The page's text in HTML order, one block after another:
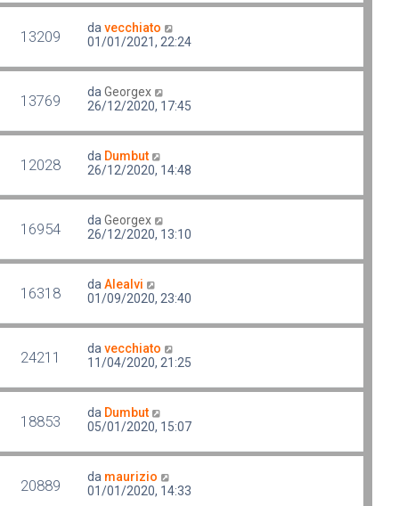
13209 da vecchiato
01/01/2021, 22:24
13769 da Georgex
26/12/2020, 17:45
12028 da Dumbut
26/12/2020, 14:48
16954 da Georgex
26/12/2020, 13:10
16318 da Alealvi
01/09/2020, 23:40
24211 da vecchiato
11/04/2020, 21:25
18853 da Dumbut
05/01/2020, 15:07
20889 da maurizio
01/01/2020, 14:33